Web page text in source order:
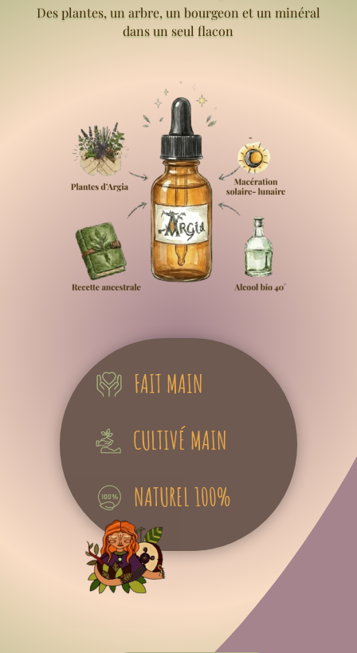
Des plantes, un arbre, un bourgeon et un minéral
dans un seul flacon
FAIT MAIN
CULTIVÉ MAIN
NATUREL 100%